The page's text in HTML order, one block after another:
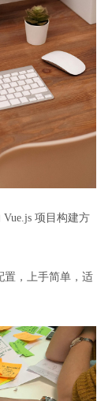
Vue.js 项目构建方
置，上手简单，适